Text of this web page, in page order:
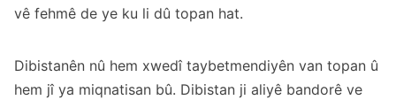
vê fehmê de ye ku li dû topan hat.
Dibistanên nû hem xwedî taybetmendiyên van topan û
hem jî ya miqnatisan bû. Dibistan ji aliyê bandorê ve